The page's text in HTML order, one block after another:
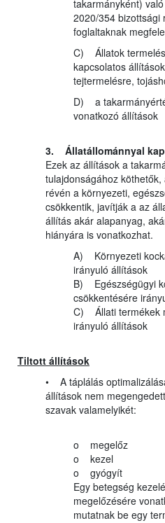
takarmányként)
2020/354 bizottsági
foglaltaknak
C) Állatok
kapcsolatos
tejtermelésre,
D) a
vonatkozó állítások
3. Állatállománnyal
Ezek az állítások a
tulajdonságához
révén a környezeti,
csökkentik, javítják a az
állítás akár alapanyag,
hiányára is vonatkozhat.
A) Környezeti
irányuló állítások
B) Egészségügyi
csökkentésére
C) Állati termékek
irányuló állítások
Tiltott állítások
• A táplálás
állítások nem
szavak valamelyikét:
o megelőz
o kezel
o gyógyít
Egy betegség
megelőzésére
mutatnak be egy